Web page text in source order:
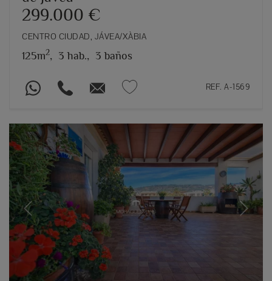
299.000 €
CENTRO CIUDAD, JÁVEA/XÀBIA
125m2, 3 hab., 3 baños
REF. A-1569
Previous Next